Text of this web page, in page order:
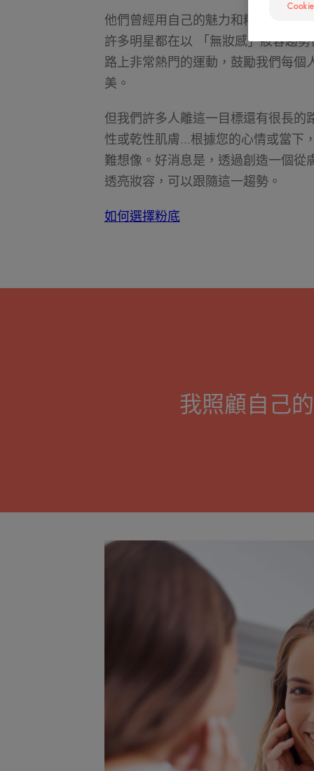
他們曾經用自己的魅力和精緻的妝容
許多明星都在以 「無妝感」妝容趨
路上非常熱門的運動，鼓勵我們每個
美。
但我們許多人離這一目標還有很長的
性或乾性肌膚...根據您的心情或當下
難想像。好消息是，透過創造一個從
透亮妝容，可以跟隨這一趨勢。
如何選擇粉底
我照顧自己